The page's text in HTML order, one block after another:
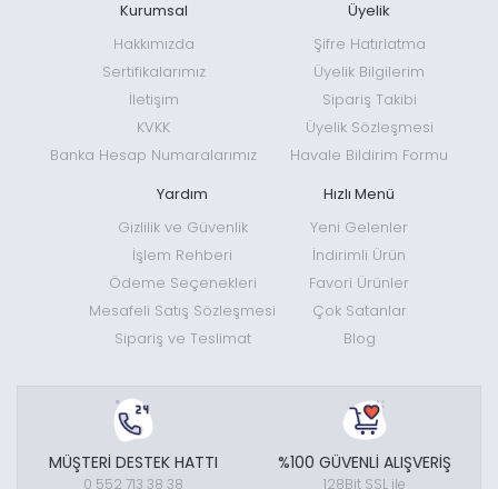
Kurumsal
Hakkımızda
Sertifikalarımız
İletişim
KVKK
Banka Hesap Numaralarımız
Üyelik
Şifre Hatırlatma
Üyelik Bilgilerim
Sipariş Takibi
Üyelik Sözleşmesi
Havale Bildirim Formu
Yardım
Gizlilik ve Güvenlik
İşlem Rehberi
Ödeme Seçenekleri
Mesafeli Satış Sözleşmesi
Sipariş ve Teslimat
Hızlı Menü
Yeni Gelenler
İndirimli Ürün
Favori Ürünler
Çok Satanlar
Blog
MÜŞTERİ DESTEK HATTI
0 552 713 38 38
%100 GÜVENLİ ALIŞVERİŞ
128Bit SSL ile